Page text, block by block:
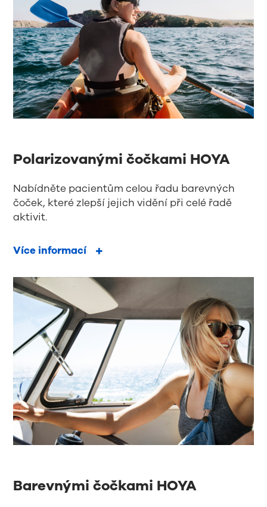
Polarizovanými čočkami HOYA
Nabídněte pacientům celou řadu barevných
čoček, které zlepší jejich vidění při celé řadě
aktivit.
Více informací
Barevnými čočkami HOYA